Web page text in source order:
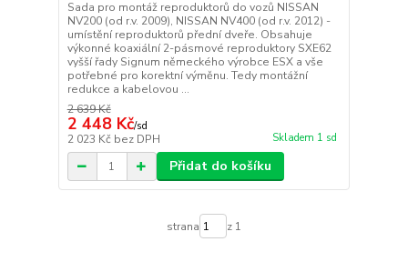
Sada pro montáž reproduktorů do vozů NISSAN
NV200 (od r.v. 2009), NISSAN NV400 (od r.v. 2012) -
umístění reproduktorů přední dveře. Obsahuje
výkonné koaxiální 2-pásmové reproduktory SXE62
vyšší řady Signum německého výrobce ESX a vše
potřebné pro korektní výměnu. Tedy montážní
redukce a kabelovou ...
2 639 Kč
2 448 Kč/sd
2 023 Kč bez DPH Skladem 1 sd
Přidat do košíku
strana z 1